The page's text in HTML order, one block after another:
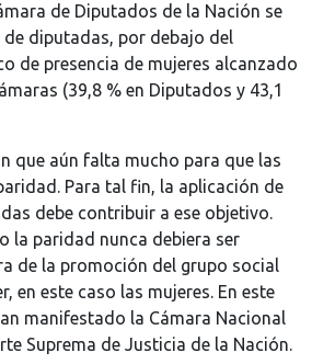
de Diputados de la Nación se
diputadas, por debajo del
de presencia de mujeres alcanzado
(39,8 % en Diputados y 43,1
que aún falta mucho para que las
Para tal fin, la aplicación de
debe contribuir a ese objetivo.
la paridad nunca debiera ser
de la promoción del grupo social
en este caso las mujeres. En este
manifestado la Cámara Nacional
Suprema de Justicia de la Nación.